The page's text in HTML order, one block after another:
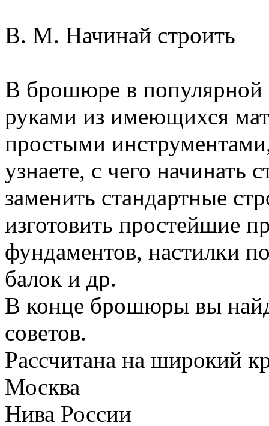
В. М. Начинай строить
В брошюре в популярной
руками из имеющихся
простыми
узнаете, с чего начинать
заменить стандартные
изготовить простейшие
фундаментов, настилки
балок и др.
В конце брошюры вы
советов.
Рассчитана на широкий
Москва
Нива России